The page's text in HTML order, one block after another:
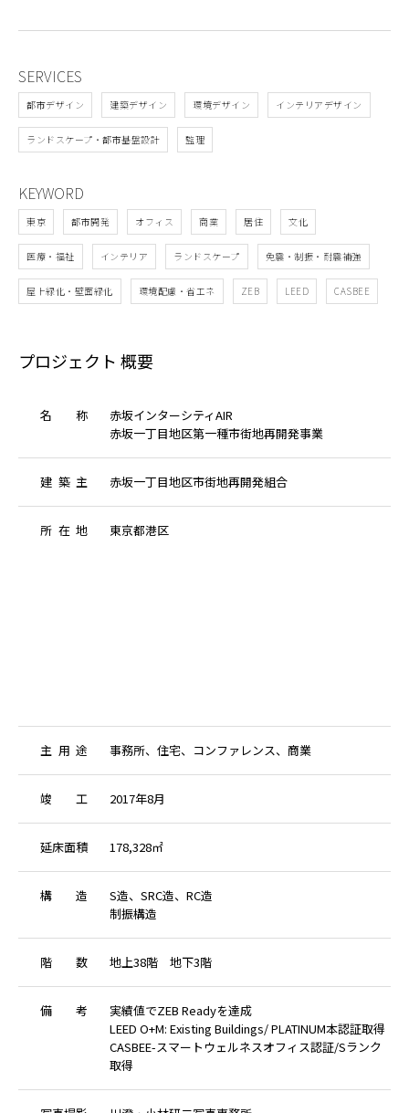
SERVICES
都市デザイン 建築デザイン 環境デザイン インテリアデザイン
ランドスケープ・都市基盤設計 監理
KEYWORD
東京 都市開発 オフィス 商業 居住 文化
医療・福祉 インテリア ランドスケープ 免震・制振・耐震補強
屋上緑化・壁面緑化 環境配慮・省エネ ZEB LEED CASBEE
プロジェクト 概要
名 称
赤坂インターシティAIR
赤坂一丁目地区第一種市街地再開発事業
建 築 主 赤坂一丁目地区市街地再開発組合
所 在 地 東京都港区
主 用 途 事務所、住宅、コンファレンス、商業
竣 工 2017年8月
延床面積 178,328㎡
構 造
S造、SRC造、RC造
制振構造
階 数 地上38階 地下3階
備 考
実績値でZEB Readyを達成
LEED O+M: Existing Buildings/ PLATINUM本認証取得
CASBEE-スマートウェルネスオフィス認証/Sランク
取得